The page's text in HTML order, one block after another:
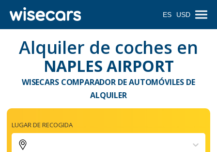
ES USD
Alquiler de coches en
NAPLES AIRPORT
WISECARS COMPARADOR DE AUTOMÓVILES DE
ALQUILER
LUGAR DE RECOGIDA